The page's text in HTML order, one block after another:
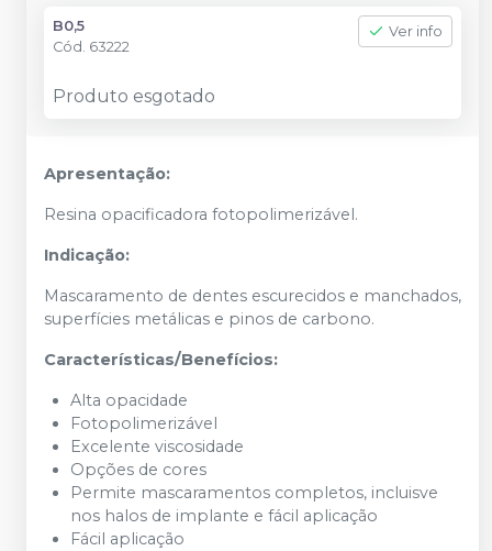
B0,5
Cód. 63222
Ver info
Produto esgotado
Apresentação:
Resina opacificadora fotopolimerizável.
Indicação:
Mascaramento de dentes escurecidos e manchados,
superfícies metálicas e pinos de carbono.
Características/Benefícios:
Alta opacidade
Fotopolimerizável
Excelente viscosidade
Opções de cores
Permite mascaramentos completos, incluisve
nos halos de implante e fácil aplicação
Fácil aplicação